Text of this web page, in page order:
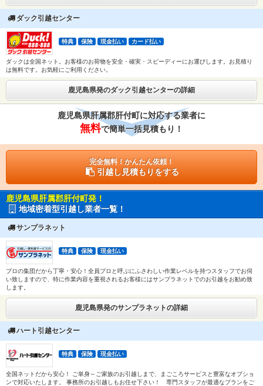
ダック引越センター
特典 保険 現金払い カード払い
ダックは全国ネット。お客様のお荷物を安全・確実・スピーディーにお運びします。お見積り
は無料です。お気軽にご利用ください。
鹿児島県発のダック引越センターの詳細
鹿児島県肝属郡肝付町に対応する業者に
無料で簡単一括見積もり！
完全無料！かんたん依頼！
引越し見積もりをする
鹿児島県肝属郡肝付町発！
地域密着型引越し業者一覧！
サンプラネット
特典 保険 現金払い
プロの集団だから丁寧・安心！全員プロと呼ぶにふさわしい作業レベルを持つスタッフでお伺
い致しますので、特に作業内容を重視されるお客様にはサンプラネットでのお引越をお勧め致
します。
鹿児島県発のサンプラネットの詳細
ハート引越センター
特典 保険 現金払い
全国ネットだから安心！ ご単身～ご家族のお引越しまで、まごころサービスと豊富なオプショ
ンで対応いたします。 事務所のお引越しもお任せ下さい！ 専門スタッフが最適なプランをご